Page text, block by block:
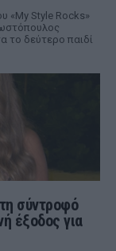
«My Style Rocks»
το δεύτερο παιδί
σύντροφό
έξοδος για